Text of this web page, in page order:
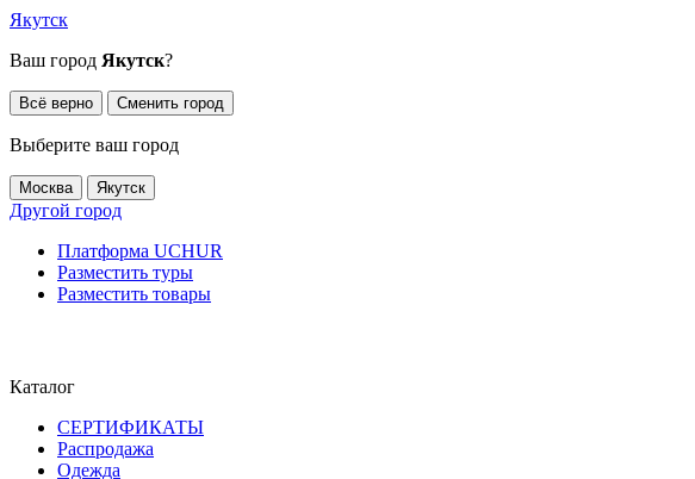
Якутск
Ваш город Якутск?
Всё верно Сменить город
Выберите ваш город
Москва Якутск
Другой город
Платформа UCHUR
Разместить туры
Разместить товары
Каталог
СЕРТИФИКАТЫ
Распродажа
Одежда